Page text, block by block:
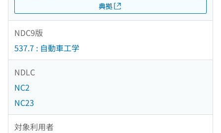
典拠
NDC9版
537.7 : 自動車工学
NDLC
NC2
NC23
対象利用者